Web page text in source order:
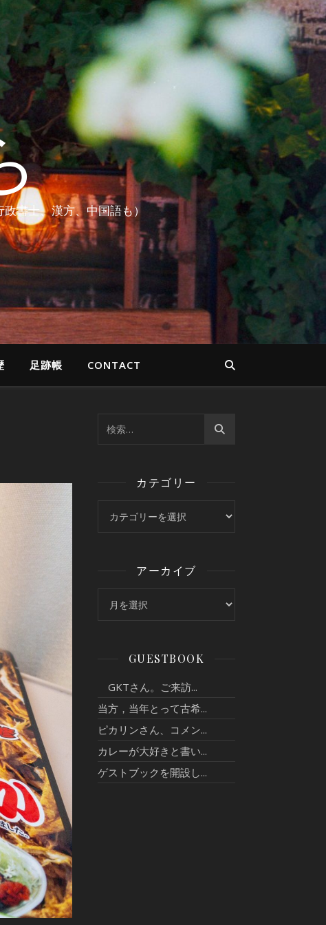
書士、漢方、中国語も）
足跡帳 CONTACT
カテゴリー
アーカイブ
GUESTBOOK
GKTさん。ご来訪...
当方，当年とって古希...
ピカリンさん、コメン...
カレーが大好きと書い...
ゲストブックを開設し...